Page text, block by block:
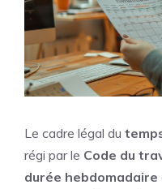
Le cadre légal du
régi par le Code du
durée hebdomadaire